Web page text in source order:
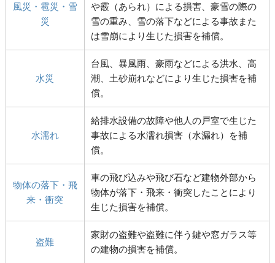
風災・雹災・雪
災
や霰（あられ）による損害、豪雪の際の
雪の重み、雪の落下などによる事故また
は雪崩により生じた損害を補償。
水災
台風、暴風雨、豪雨などによる洪水、高
潮、土砂崩れなどにより生じた損害を補
償。
水濡れ
給排水設備の故障や他人の戸室で生じた
事故による水濡れ損害（水漏れ）を補
償。
物体の落下・飛
来・衝突
車の飛び込みや飛び石など建物外部から
物体が落下・飛来・衝突したことにより
生じた損害を補償。
盗難
家財の盗難や盗難に伴う鍵や窓ガラス等
の建物の損害を補償。